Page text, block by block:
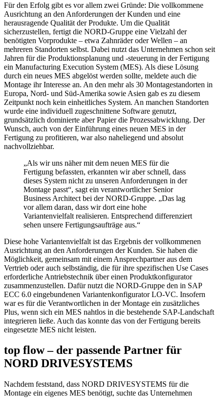
Für den Erfolg gibt es vor allem zwei Gründe: Die vollkommene
Ausrichtung an den Anforderungen der Kunden und eine
herausragende Qualität der Produkte. Um die Qualität
sicherzustellen, fertigt die NORD-Gruppe eine Vielzahl der
benötigten Vorprodukte – etwa Zahnräder oder Wellen – an
mehreren Standorten selbst. Dabei nutzt das Unternehmen schon seit
Jahren für die Produktionsplanung und -steuerung in der Fertigung
ein Manufacturing Execution System (MES). Als diese Lösung
durch ein neues MES abgelöst werden sollte, meldete auch die
Montage ihr Interesse an. An den mehr als 30 Montagestandorten in
Europa, Nord- und Süd-Amerika sowie Asien gab es zu diesem
Zeitpunkt noch kein einheitliches System. An manchen Standorten
wurde eine individuell zugeschnittene Software genutzt,
grundsätzlich dominierte aber Papier die Prozessabwicklung. Der
Wunsch, auch von der Einführung eines neuen MES in der
Fertigung zu profitieren, war also naheliegend und absolut
nachvollziehbar.
„Als wir uns näher mit dem neuen MES für die
Fertigung befassten, erkannten wir aber schnell, dass
dieses System nicht zu unseren Anforderungen in der
Montage passt“, sagt ein verantwortlicher Senior
Business Architect bei der NORD-Gruppe. „Das lag
vor allem daran, dass wir dort eine hohe
Variantenvielfalt realisieren. Entsprechend differenziert
sehen unsere Fertigungsaufträge aus.“
Diese hohe Variantenvielfalt ist das Ergebnis der vollkommenen
Ausrichtung an den Anforderungen der Kunden. Sie haben die
Möglichkeit, gemeinsam mit einem Ansprechpartner aus dem
Vertrieb oder auch selbständig, die für ihre spezifischen Use Cases
erforderliche Antriebstechnik über einen Produktkonfigurator
zusammenzustellen. Dafür nutzt die NORD-Gruppe den in SAP
ECC 6.0 eingebundenen Variantenkonfigurator LO-VC. Insofern
war es für die Verantwortlichen in der Montage ein zusätzliches
Plus, wenn sich ein MES nahtlos in die bestehende SAP-Landschaft
integrieren ließe. Auch das konnte das von der Fertigung bereits
eingesetzte MES nicht leisten.
top flow – der passende Partner für
NORD DRIVESYSTEMS
Nachdem feststand, dass NORD DRIVESYSTEMS für die
Montage ein eigenes MES benötigt, suchte das Unternehmen